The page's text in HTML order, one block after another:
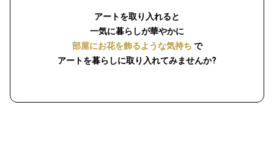
アートを取り入れると
一気に暮らしが華やかに
部屋にお花を飾るような気持ち で
アートを暮らしに取り入れてみませんか?